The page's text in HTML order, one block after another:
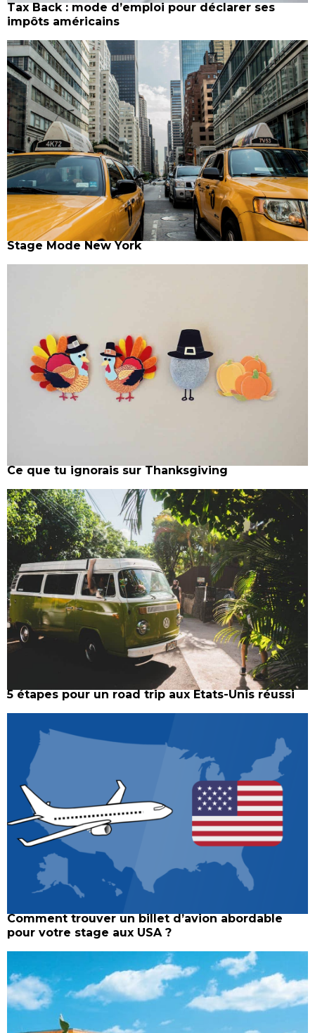
Tax Back : mode d’emploi pour déclarer ses
impôts américains
Stage Mode New York
Ce que tu ignorais sur Thanksgiving
5 étapes pour un road trip aux Etats-Unis réussi
Comment trouver un billet d’avion abordable
pour votre stage aux USA ?